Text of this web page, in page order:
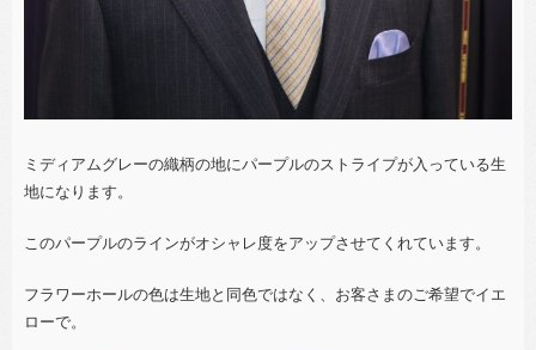
ミディアムグレーの織柄の地にパープルのストライプが入っている生
地になります。
このパープルのラインがオシャレ度をアップさせてくれています。
フラワーホールの色は生地と同色ではなく、お客さまのご希望でイエ
ローで。